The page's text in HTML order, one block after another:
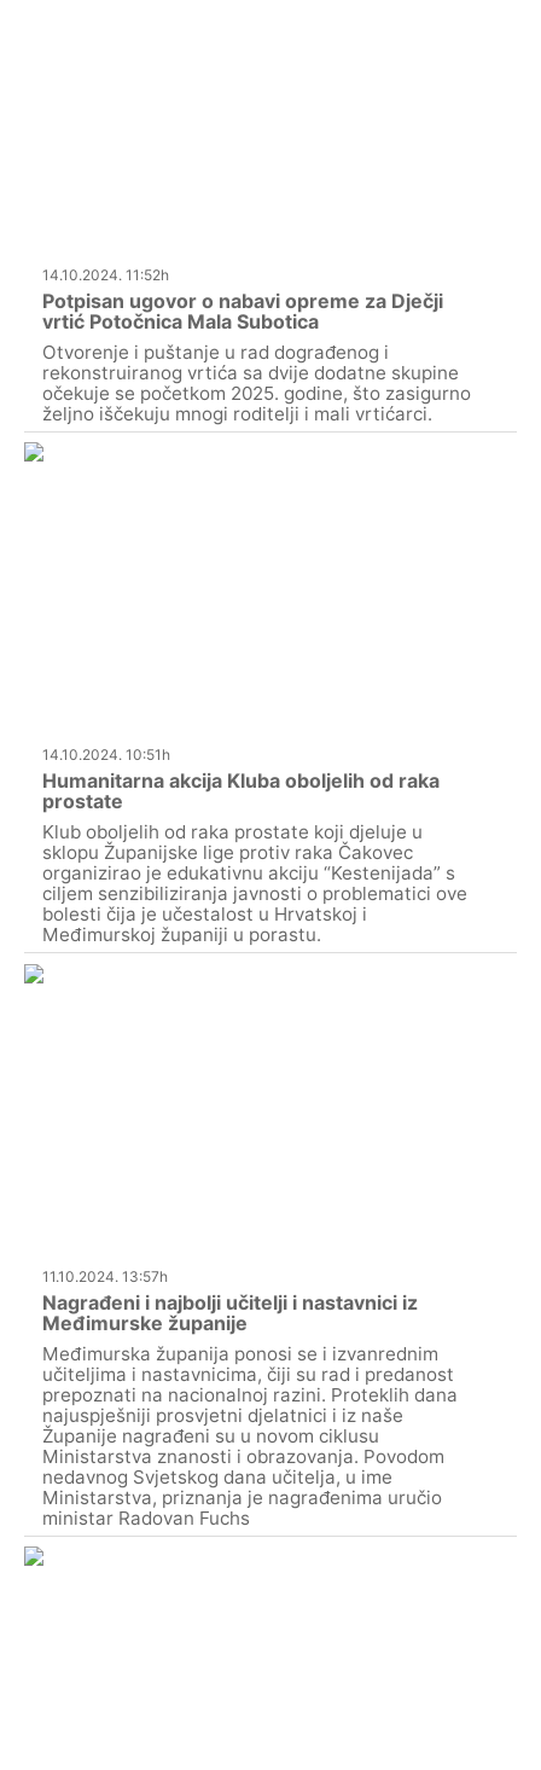
14.10.2024. 11:52h
Potpisan ugovor o nabavi opreme za Dječji
vrtić Potočnica Mala Subotica
Otvorenje i puštanje u rad dograđenog i
rekonstruiranog vrtića sa dvije dodatne skupine
očekuje se početkom 2025. godine, što zasigurno
željno iščekuju mnogi roditelji i mali vrtićarci.
14.10.2024. 10:51h
Humanitarna akcija Kluba oboljelih od raka
prostate
Klub oboljelih od raka prostate koji djeluje u
sklopu Županijske lige protiv raka Čakovec
organizirao je edukativnu akciju “Kestenijada” s
ciljem senzibiliziranja javnosti o problematici ove
bolesti čija je učestalost u Hrvatskoj i
Međimurskoj županiji u porastu.
11.10.2024. 13:57h
Nagrađeni i najbolji učitelji i nastavnici iz
Međimurske županije
Međimurska županija ponosi se i izvanrednim
učiteljima i nastavnicima, čiji su rad i predanost
prepoznati na nacionalnoj razini. Proteklih dana
najuspješniji prosvjetni djelatnici i iz naše
Županije nagrađeni su u novom ciklusu
Ministarstva znanosti i obrazovanja. Povodom
nedavnog Svjetskog dana učitelja, u ime
Ministarstva, priznanja je nagrađenima uručio
ministar Radovan Fuchs